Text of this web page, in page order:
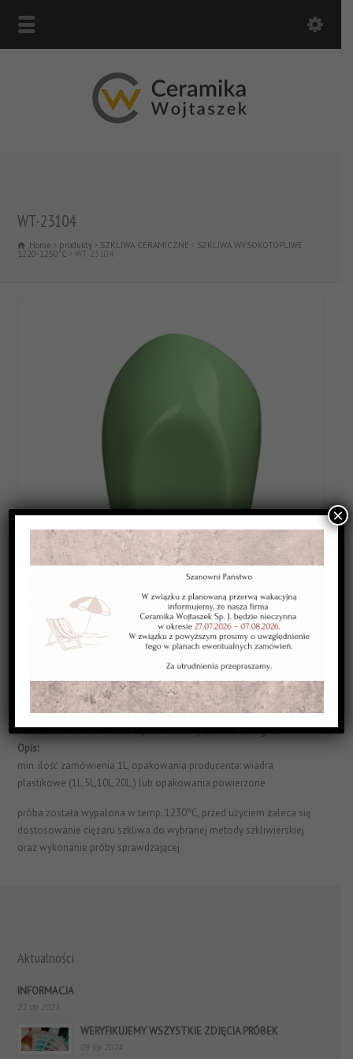
WT-23104
Home produkty SZKLIWA CERAMICZNE SZKLIWA WYSOKOTOPLIWE
1220-1250*C WT-23104
Category: SZKLIWA WYSOKOTOPLIWE 1220-1250*C
Kolor:zielone jasne
Typ:kryjące
Struktura Powierzchni:błyszczące i jednorodne
Postać:zawiesina wodna, ciężar właściwy 1,55 do 1,60 g/cm³
Opis:
min. ilość zamówienia 1L, opakowania producenta: wiadra
plastikowe (1L,5L,10L,20L,) lub opakowania powierzone
próba została wypalona w temp. 1230ºC, przed użyciem zaleca się
dostosowanie ciężaru szkliwa do wybranej metody szkliwierskiej
oraz wykonanie próby sprawdzającej
Aktualności
INFORMACJA
22 sty 2025
WERYFIKUJEMY WSZYSTKIE ZDJĘCIA PRÓBEK
09 lip 2024
×